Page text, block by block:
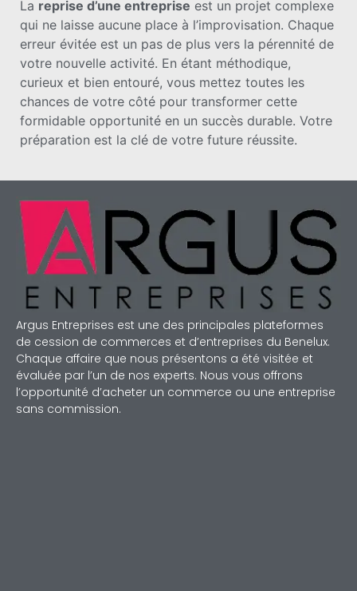
La reprise d’une entreprise est un projet complexe
qui ne laisse aucune place à l’improvisation. Chaque
erreur évitée est un pas de plus vers la pérennité de
votre nouvelle activité. En étant méthodique,
curieux et bien entouré, vous mettez toutes les
chances de votre côté pour transformer cette
formidable opportunité en un succès durable. Votre
préparation est la clé de votre future réussite.
Argus Entreprises est une des principales plateformes
de cession de commerces et d’entreprises du Benelux.
Chaque affaire que nous présentons a été visitée et
évaluée par l’un de nos experts. Nous vous offrons
l’opportunité d’acheter un commerce ou une entreprise
sans commission.